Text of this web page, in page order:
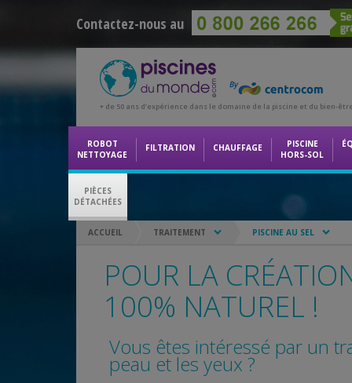
Contactez-nous au
+ de 50 ans d’expérience dans le domaine de la piscine et du bien-être
ROBOT
NETTOYAGE
FILTRATION CHAUFFAGE
PISCINE
HORS-SOL
PIÈCES
DÉTACHÉES
POUR LA
100% NATUREL !
Vous êtes intéressé par un
peau et les yeux ?
ACCUEIL TRAITEMENT PISCINE AU SEL